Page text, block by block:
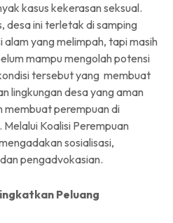
kasus kekerasan seksual.
desa ini terletak di samping
yang melimpah, tapi masih
mampu mengolah potensi
tersebut yang membuat
lingkungan desa yang aman
membuat perempuan di
Koalisi Perempuan
sosialisasi,
pengadvokasian.
Peluang